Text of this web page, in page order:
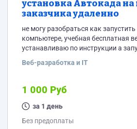
установка Автокада
заказчика удаленно
не могу разобраться как
компьютере, учебная бесплатная
устанавливаю по инструкции а
Веб-разработка и IT
1 000 Руб
за 1 день
Без предоплаты